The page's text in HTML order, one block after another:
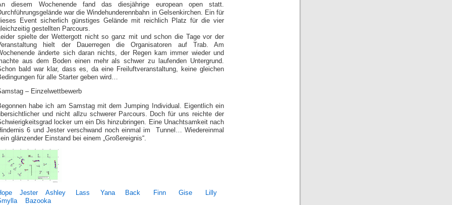
diesem Wochenende fand das diesjährige european open statt.
war die Windehunderennbahn in Gelsenkirchen. Ein für
Event sicherlich günstiges Gelände mit reichlich Platz für die vier
gestellten Parcours.
spielte der Wettergott nicht so ganz mit und schon die Tage vor der
hielt der Dauerregen die Organisatoren auf Trab. Am
änderte sich daran nichts, der Regen kam immer wieder und
aus dem Boden einen mehr als schwer zu laufenden Untergrund.
bald war klar, dass es, da eine Freiluftveranstaltung, keine gleichen
für alle Starter geben wird…
– Einzelwettbewerb
habe ich am Samstag mit dem Jumping Individual. Eigentlich ein
und nicht allzu schwerer Parcours. Doch für uns reichte der
locker um ein Dis hinzubringen. Eine Unachtsamkeit nach
6 und Jester verschwand noch einmal im Tunnel… Wiedereinmal
glänzender Einstand bei einem „Großereignis“.
Jester Ashley Lass Yana Back Finn Gise
Lilly
Bazooka